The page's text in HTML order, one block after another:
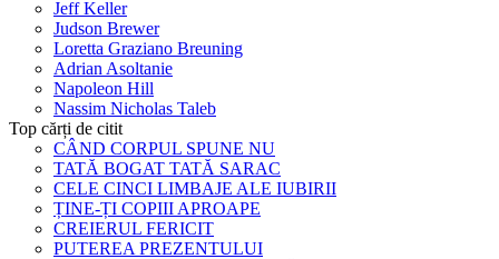
Jeff Keller
Judson Brewer
Loretta Graziano Breuning
Adrian Asoltanie
Napoleon Hill
Nassim Nicholas Taleb
Top cărți de citit
CÂND CORPUL SPUNE NU
TATĂ BOGAT TATĂ SARAC
CELE CINCI LIMBAJE ALE IUBIRII
ȚINE-ȚI COPIII APROAPE
CREIERUL FERICIT
PUTEREA PREZENTULUI